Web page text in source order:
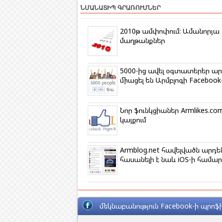
r
e
e
b
o
k
t
t
r
e
g
a
m
k
a
i
k
s
p
r
ՆՄԱՆԱՏԻՊ ԳՐԱՌՈՒՄՆԵՐ
2010թ ամփոփում: Ամանորյա
մաղթանքներ
5000-ից ավել օգտատերեր
միացել են Արմբլոգի
Նոր ֆունկցիաներ
կայքում
Armblog.net հավելվածն
հասանելի է նաև iOS-ի համար
մեկնաբանություն Facebook-ի